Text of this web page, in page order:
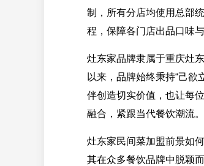
制，所有分店均使用总部
程，保障各门店出品口味
灶东家品牌隶属于重庆灶
以来，品牌始终秉持“己
伴创造切实价值，也让每
融合，紧跟当代餐饮潮流。
灶东家民间菜加盟前景如
其在众多餐饮品牌中脱颖